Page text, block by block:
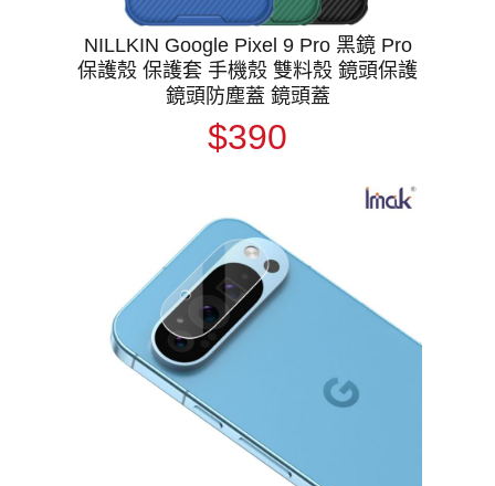
NILLKIN Google Pixel 9 Pro 黑鏡 Pro
保護殼 保護套 手機殼 雙料殼 鏡頭保護
鏡頭防塵蓋 鏡頭蓋
$390